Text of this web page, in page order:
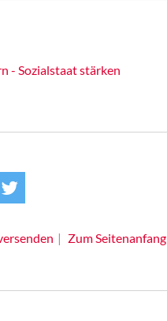
- Sozialstaat stärken
Zum Seitenanfang